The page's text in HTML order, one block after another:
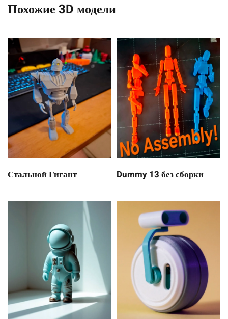
Похожие 3D модели
Стальной Гигант Dummy 13 без сборки